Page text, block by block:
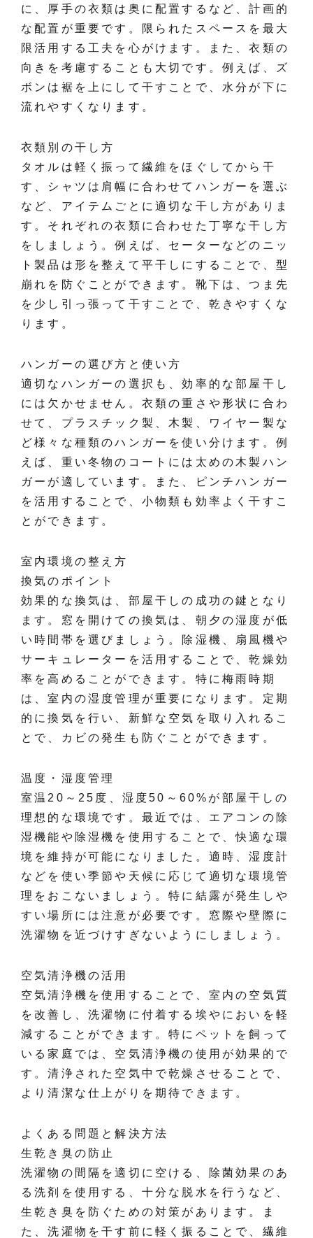
に、厚手の衣類は奥に配置するなど、計画的
な配置が重要です。限られたスペースを最大
限活用する工夫を心がけます。また、衣類の
向きを考慮することも大切です。例えば、ズ
ボンは裾を上にして干すことで、水分が下に
流れやすくなります。
衣類別の干し方
タオルは軽く振って繊維をほぐしてから干
す、シャツは肩幅に合わせてハンガーを選ぶ
など、アイテムごとに適切な干し方がありま
す。それぞれの衣類に合わせた丁寧な干し方
をしましょう。例えば、セーターなどのニッ
ト製品は形を整えて平干しにすることで、型
崩れを防ぐことができます。靴下は、つま先
を少し引っ張って干すことで、乾きやすくな
ります。
ハンガーの選び方と使い方
適切なハンガーの選択も、効率的な部屋干し
には欠かせません。衣類の重さや形状に合わ
せて、プラスチック製、木製、ワイヤー製な
ど様々な種類のハンガーを使い分けます。例
えば、重い冬物のコートには太めの木製ハン
ガーが適しています。また、ピンチハンガー
を活用することで、小物類も効率よく干すこ
とができます。
室内環境の整え方
換気のポイント
効果的な換気は、部屋干しの成功の鍵となり
ます。窓を開けての換気は、朝夕の湿度が低
い時間帯を選びましょう。除湿機、扇風機や
サーキュレーターを活用することで、乾燥効
率を高めることができます。特に梅雨時期
は、室内の湿度管理が重要になります。定期
的に換気を行い、新鮮な空気を取り入れるこ
とで、カビの発生も防ぐことができます。
温度・湿度管理
室温20～25度、湿度50～60%が部屋干しの
理想的な環境です。最近では、エアコンの除
湿機能や除湿機を使用することで、快適な環
境を維持が可能になりました。適時、湿度計
などを使い季節や天候に応じて適切な環境管
理をおこないましょう。特に結露が発生しや
すい場所には注意が必要です。窓際や壁際に
洗濯物を近づけすぎないようにしましょう。
空気清浄機の活用
空気清浄機を使用することで、室内の空気質
を改善し、洗濯物に付着する埃やにおいを軽
減することができます。特にペットを飼って
いる家庭では、空気清浄機の使用が効果的で
す。清浄された空気中で乾燥させることで、
より清潔な仕上がりを期待できます。
よくある問題と解決方法
生乾き臭の防止
洗濯物の間隔を適切に空ける、除菌効果のあ
る洗剤を使用する、十分な脱水を行うなど、
生乾き臭を防ぐための対策があります。ま
た、洗濯物を干す前に軽く振ることで、繊維